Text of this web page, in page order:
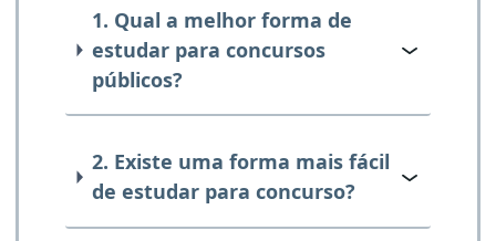
1. Qual a melhor forma de
estudar para concursos
públicos?
2. Existe uma forma mais fácil
de estudar para concurso?